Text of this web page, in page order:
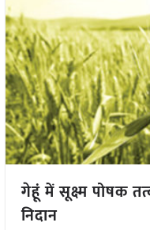
गेहूं में सूक्ष्म पोषक
निदान